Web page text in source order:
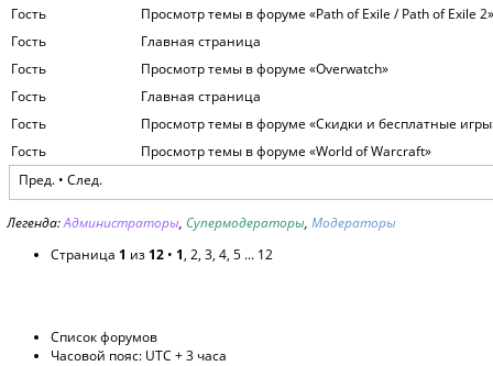
Гость
Просмотр темы в форуме «Path of Exile / Path of Exile 2»
Гость
Главная страница
Гость
Просмотр темы в форуме «Overwatch»
Гость
Главная страница
Гость
Просмотр темы в форуме «Скидки и бесплатные
Гость
Просмотр темы в форуме «World of Warcraft»
Пред. • След.
Легенда:Администраторы, Супермодераторы, Модераторы
Страница 1 из 12 • 1, 2, 3, 4, 5 ... 12
Список форумов
Часовой пояс: UTC + 3 часа